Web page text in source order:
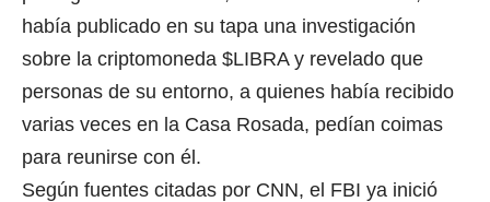
había publicado en su tapa una investigación
sobre la criptomoneda $LIBRA y revelado que
personas de su entorno, a quienes había recibido
varias veces en la Casa Rosada, pedían coimas
para reunirse con él.
Según fuentes citadas por CNN, el FBI ya inició